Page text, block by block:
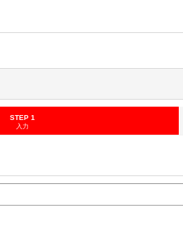
STEP 1
入力